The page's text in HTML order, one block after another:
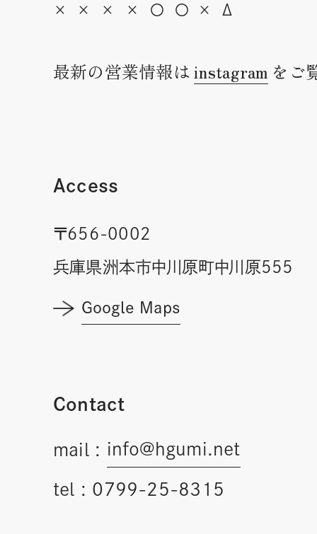
× × × × 〇 〇 × Δ
最新の営業情報は instagram をご
Access
〒656-0002
兵庫県洲本市中川原町中川原555
Google Maps
Contact
mail : info@hgumi.net
tel : 0799-25-8315